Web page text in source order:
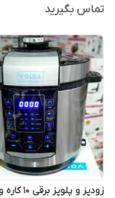
تماس بگیرید
زودپز و